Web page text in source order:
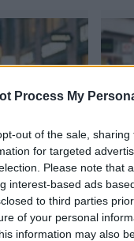
Process My
out of the sale,
for targeted
Please note that
interest-based ads
to third parties
of your personal
information may also